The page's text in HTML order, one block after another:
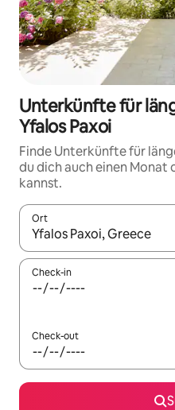
Unterkünfte für
Yfalos Paxoi
Finde Unterkünfte für
du dich auch einen Monat
kannst.
Ort
Wenn Ergebnisse
Check-in
Check-out